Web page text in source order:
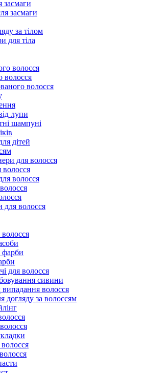
засмаги
засмаги
за тілом
для тіла
волосся
волосся
волосся
лупи
шампуні
дітей
для волосся
волосся
для волосся
фарби
для волосся
сивини
випадання волосся
догляду за волоссям